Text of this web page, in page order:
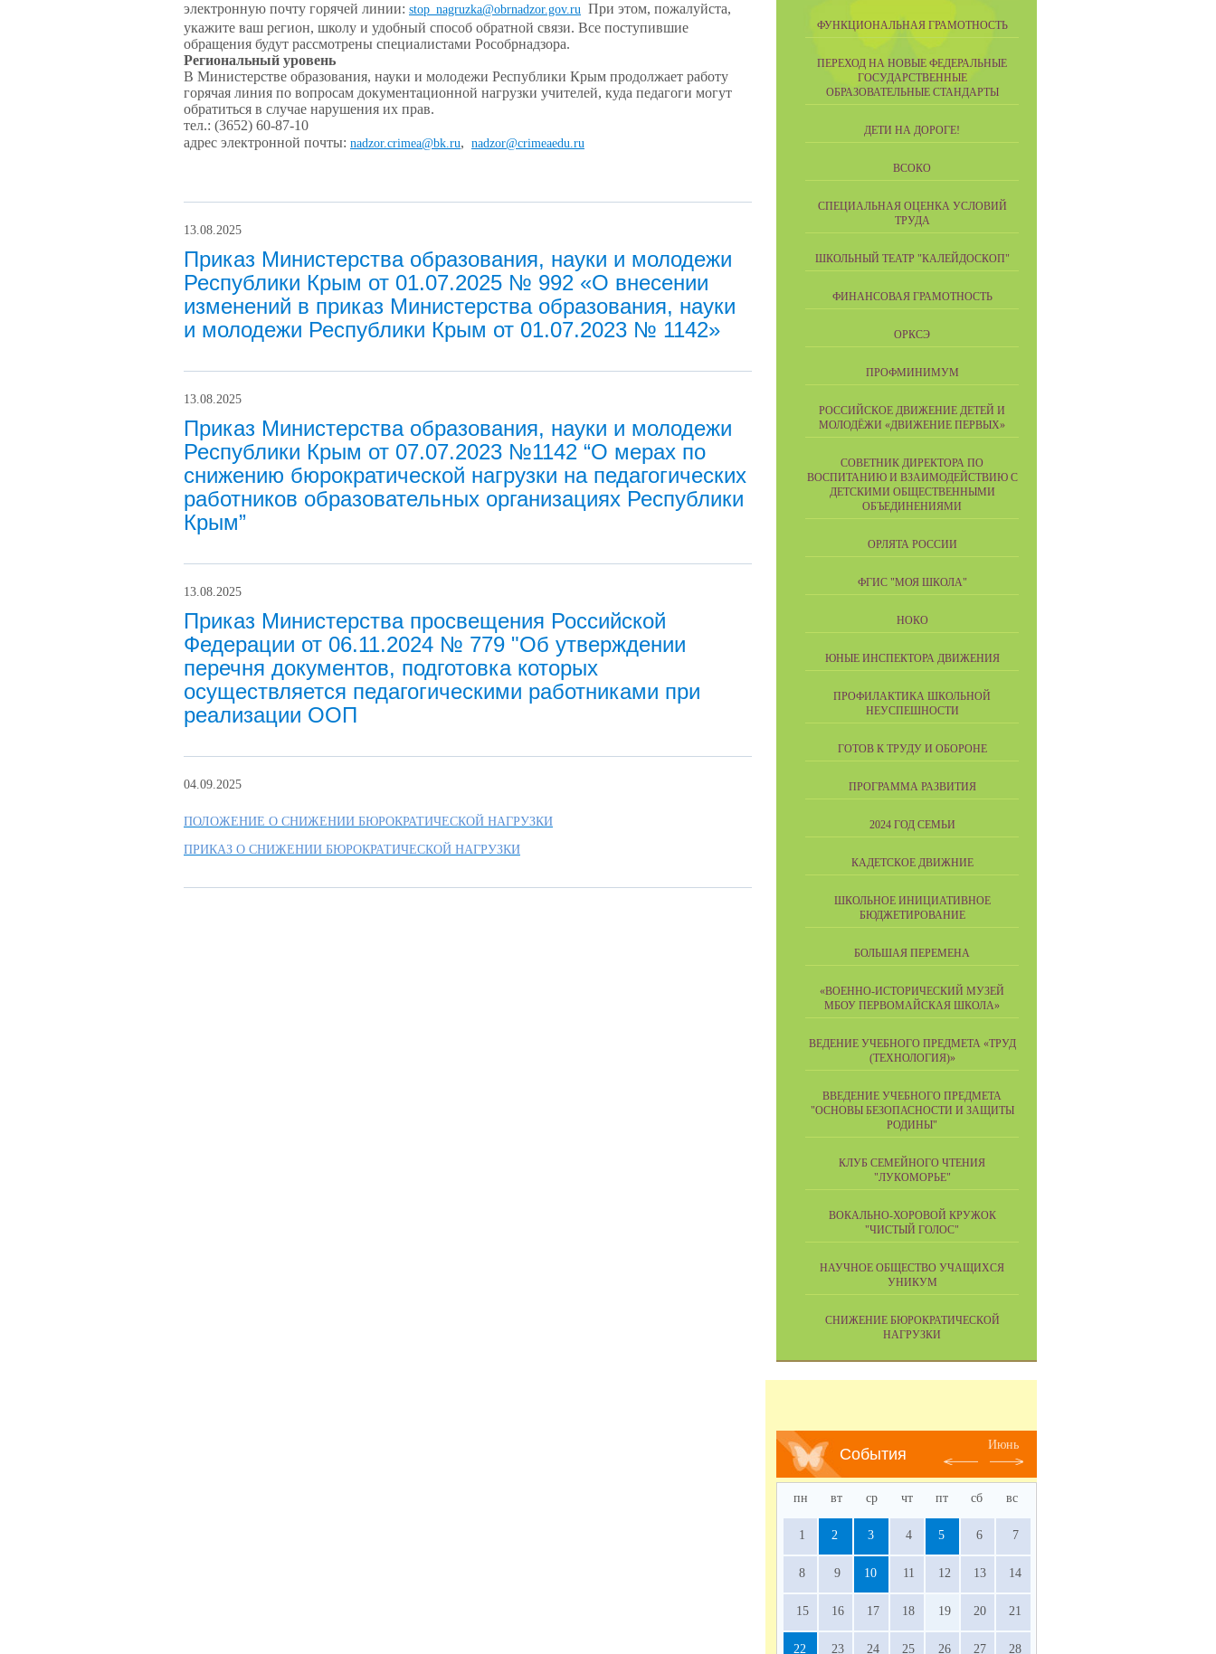
электронную почту горячей линии: stop_nagruzka@obrnadzor.gov.ru При этом, пожалуйста,
укажите ваш регион, школу и удобный способ обратной связи. Все поступившие
обращения будут рассмотрены специалистами Рособрнадзора.
Региональный уровень
В Министерстве образования, науки и молодежи Республики Крым продолжает работу
горячая линия по вопросам документационной нагрузки учителей, куда педагоги могут
обратиться в случае нарушения их прав.
тел.: (3652) 60-87-10
адрес электронной почты: nadzor.crimea@bk.ru, nadzor@crimeaedu.ru
13.08.2025
Приказ Министерства образования, науки и молодежи
Республики Крым от 01.07.2025 № 992 «О внесении
изменений в приказ Министерства образования, науки
и молодежи Республики Крым от 01.07.2023 № 1142»
13.08.2025
Приказ Министерства образования, науки и молодежи
Республики Крым от 07.07.2023 №1142 “О мерах по
снижению бюрократической нагрузки на педагогических
работников образовательных организациях Республики
Крым”
13.08.2025
Приказ Министерства просвещения Российской
Федерации от 06.11.2024 № 779 "Об утверждении
перечня документов, подготовка которых
осуществляется педагогическими работниками при
реализации ООП
04.09.2025
ПОЛОЖЕНИЕ О СНИЖЕНИИ БЮРОКРАТИЧЕСКОЙ НАГРУЗКИ
ПРИКАЗ О СНИЖЕНИИ БЮРОКРАТИЧЕСКОЙ НАГРУЗКИ
ФУНКЦИОНАЛЬНАЯ ГРАМОТНОСТЬ
ПЕРЕХОД НА НОВЫЕ ФЕДЕРАЛЬНЫЕ
ГОСУДАРСТВЕННЫЕ
ОБРАЗОВАТЕЛЬНЫЕ СТАНДАРТЫ
ДЕТИ НА ДОРОГЕ!
ВСОКО
СПЕЦИАЛЬНАЯ ОЦЕНКА УСЛОВИЙ
ТРУДА
ШКОЛЬНЫЙ ТЕАТР "КАЛЕЙДОСКОП"
ФИНАНСОВАЯ ГРАМОТНОСТЬ
ОРКСЭ
ПРОФМИНИМУМ
РОССИЙСКОЕ ДВИЖЕНИЕ ДЕТЕЙ И
МОЛОДЁЖИ «ДВИЖЕНИЕ ПЕРВЫХ»
СОВЕТНИК ДИРЕКТОРА ПО
ВОСПИТАНИЮ И ВЗАИМОДЕЙСТВИЮ С
ДЕТСКИМИ ОБЩЕСТВЕННЫМИ
ОБЪЕДИНЕНИЯМИ
ОРЛЯТА РОССИИ
ФГИС "МОЯ ШКОЛА"
НОКО
ЮНЫЕ ИНСПЕКТОРА ДВИЖЕНИЯ
ПРОФИЛАКТИКА ШКОЛЬНОЙ
НЕУСПЕШНОСТИ
ГОТОВ К ТРУДУ И ОБОРОНЕ
ПРОГРАММА РАЗВИТИЯ
2024 ГОД СЕМЬИ
КАДЕТСКОЕ ДВИЖНИЕ
ШКОЛЬНОЕ ИНИЦИАТИВНОЕ
БЮДЖЕТИРОВАНИЕ
БОЛЬШАЯ ПЕРЕМЕНА
«ВОЕННО-ИСТОРИЧЕСКИЙ МУЗЕЙ
МБОУ ПЕРВОМАЙСКАЯ ШКОЛА»
ВЕДЕНИЕ УЧЕБНОГО ПРЕДМЕТА «ТРУД
(ТЕХНОЛОГИЯ)»
ВВЕДЕНИЕ УЧЕБНОГО ПРЕДМЕТА
"ОСНОВЫ БЕЗОПАСНОСТИ И ЗАЩИТЫ
РОДИНЫ"
КЛУБ СЕМЕЙНОГО ЧТЕНИЯ
"ЛУКОМОРЬЕ"
ВОКАЛЬНО-ХОРОВОЙ КРУЖОК
"ЧИСТЫЙ ГОЛОС"
НАУЧНОЕ ОБЩЕСТВО УЧАЩИХСЯ
УНИКУМ
СНИЖЕНИЕ БЮРОКРАТИЧЕСКОЙ
НАГРУЗКИ
События
Июнь
пн вт ср чт пт сб вс
1 2 3 4 5 6 7
8 9 10 11 12 13 14
15 16 17 18 19 20 21
22 23 24 25 26 27 28